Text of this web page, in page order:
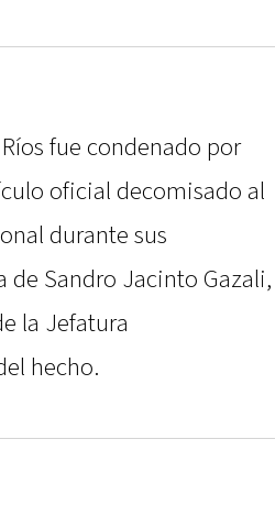
fue condenado por
oficial decomisado al
durante sus
de Sandro Jacinto Gazali,
la Jefatura
hecho.